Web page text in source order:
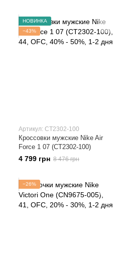
НОВИНКА
−43%
Артикул: CT2302-100
Кроссовки мужские Nike Air
Force 1 07 (CT2302-100)
4 799 грн 8 476 грн
−26%